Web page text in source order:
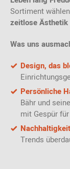
Sortiment
zeitlose Ästhetik
Was uns
Design, das
Persönliche
Bähr und
mit Gespür
Trends